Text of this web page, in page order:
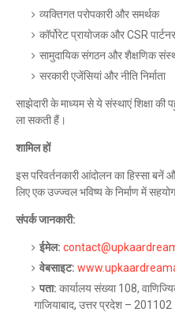
व्यक्तिगतपरोपकारीऔरसमर्थक
कॉर्पोरेटप्रायोजकऔरCSR पार्टनर
सामुदायिकसंगठनऔरशैक्षणिक
सरकारीएजेंसियांऔरनीतिनिर्माता
साझेदारीकेमाध्यमसेयेसंस्थाएंशिक्षाकी
लासकतीहैं।
शामिलहों
इसपरिवर्तनकारीआंदोलनकाहिस्साबनें
लिएएकउज्ज्वलभविष्यकेनिर्माणमेंसहयोग
संपर्कजानकारी:
ईमेल:
वेबसाइट:
पता: कार्यालयसंख्या108,
गाजियाबाद, उत्तरप्रदेश – 201102